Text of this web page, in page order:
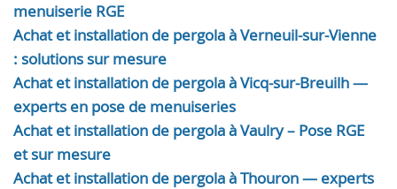
menuiserie RGE
Achat et installation de pergola à Verneuil-sur-Vienne
: solutions sur mesure
Achat et installation de pergola à Vicq-sur-Breuilh —
experts en pose de menuiseries
Achat et installation de pergola à Vaulry – Pose RGE
et sur mesure
Achat et installation de pergola à Thouron — experts